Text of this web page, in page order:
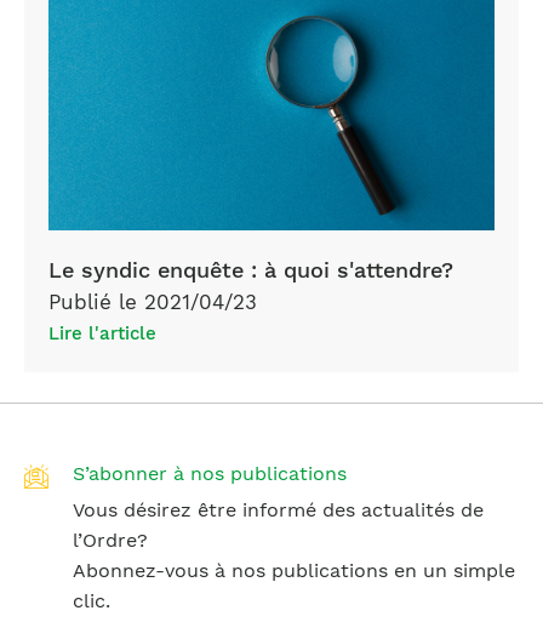
Le syndic enquête : à quoi s'attendre?
Publié le 2021/04/23
Lire l'article
S’abonner à nos publications
Vous désirez être informé des actualités de
l’Ordre?
Abonnez-vous à nos publications en un simple
clic.